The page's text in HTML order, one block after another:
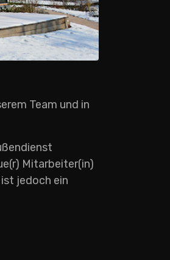
Team und in
Mitarbeiter(in)
jedoch ein